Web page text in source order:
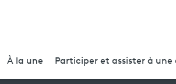
À la une Participer et assister à une